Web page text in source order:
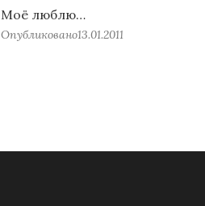
Моё люблю…
Опубликовано13.01.2011